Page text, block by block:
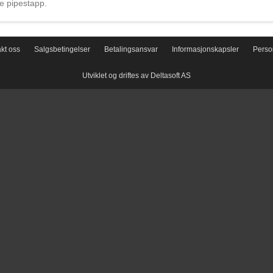
pipestapp.
oss Salgsbetingelser Betalingsansvar Informasjonskapsler
Utviklet og driftes av Deltasoft AS